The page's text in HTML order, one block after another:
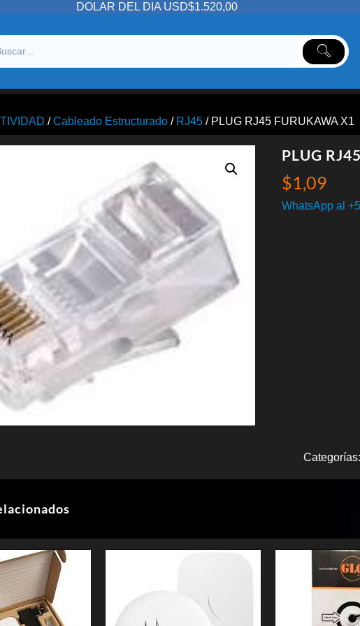
DOLAR DEL DIA USD$1.520,00
/Cableado Estructurado / RJ45 / PLUG RJ45 FURUKAWA X1
PLUG
$1,09
WhatsApp al
Categorías: